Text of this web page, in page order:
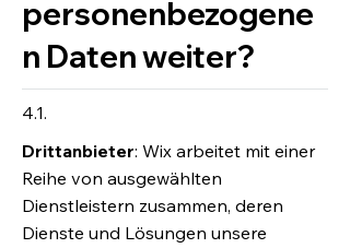
personenbezogene
n Daten weiter?
4.1.
Drittanbieter: Wix arbeitet mit einer
Reihe von ausgewählten
Dienstleistern zusammen, deren
Dienste und Lösungen unsere